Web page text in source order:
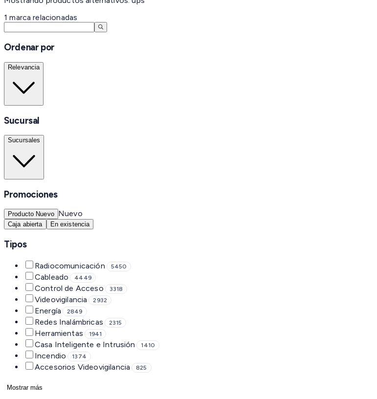
1 marca relacionadas
Ordenar por
Relevancia
Sucursal
Sucursales
Promociones
Producto Nuevo Nuevo
Caja abierta En existencia
Tipos
Radiocomunicación 5450
Cableado 4449
Control de Acceso 3318
Videovigilancia 2932
Energía 2849
Redes Inalámbricas 2315
Herramientas 1941
Casa Inteligente e Intrusión 1410
Incendio 1374
Accesorios Videovigilancia 825
Mostrar más